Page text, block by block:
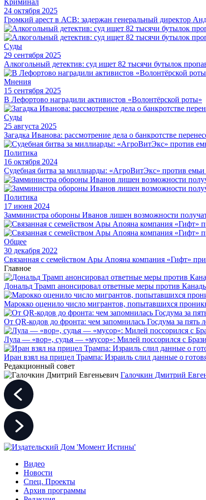
24 октября 2025
Громкий арест в АСВ: задержан генеральный директор
Суды
29 сентября 2025
Алкогольный детектив: суд ищет 82 тысячи бутылок
Мнения
15 сентября 2025
В Лефортово наградили активистов «Волонтёрской роты»
Суды
25 августа 2025
Загадка Иванова: рассмотрение дела о банкротстве
Политика
16 октября 2024
Судебная битва за миллиарды: «АгроВитЭкс» против
Политика
17 июня 2024
Замминистра обороны Иванов лишен возможности
Общее
30 декабря 2022
Связанная с семейством Ары Апояна компания «Гифт»
Главное
Дональд Трамп анонсировал ответные меры против
Марокко оценило число мигрантов, попытавшихся
От QR-кодов до фронта: чем запомнилась Госдума за пять
Лула — «вор», судья — «мусор»: Милей поссорился с
Иран взял на прицел Трампа: Израиль слил данные о
Редакционный совет
Галочкин Дмитрий
Видео
Новости
Спец. Проекты
Архив программы